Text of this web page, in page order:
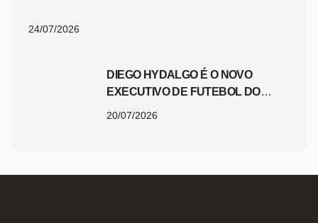
24/07/2026
DIEGO HYDALGO É O NOVO
EXECUTIVO DE FUTEBOL DO
20/07/2026